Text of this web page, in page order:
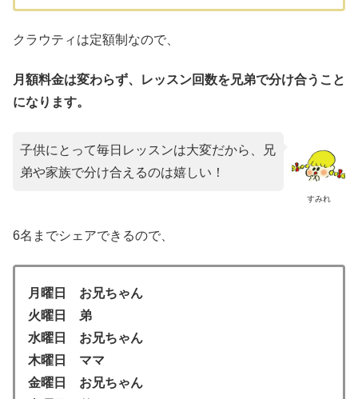
クラウティは定額制なので、
月額料金は変わらず、レッスン回数を兄弟で分け合うこと
になります。
すみれ
子供にとって毎日レッスンは大変だから、兄
弟や家族で分け合えるのは嬉しい！
6名までシェアできるので、
月曜日 お兄ちゃん
火曜日 弟
水曜日 お兄ちゃん
木曜日 ママ
金曜日 お兄ちゃん